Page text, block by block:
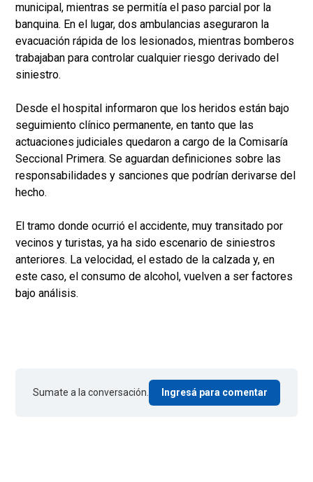
municipal, mientras se permitía el paso parcial por la
banquina. En el lugar, dos ambulancias aseguraron la
evacuación rápida de los lesionados, mientras bomberos
trabajaban para controlar cualquier riesgo derivado del
siniestro.
Desde el hospital informaron que los heridos están bajo
seguimiento clínico permanente, en tanto que las
actuaciones judiciales quedaron a cargo de la Comisaría
Seccional Primera. Se aguardan definiciones sobre las
responsabilidades y sanciones que podrían derivarse del
hecho.
El tramo donde ocurrió el accidente, muy transitado por
vecinos y turistas, ya ha sido escenario de siniestros
anteriores. La velocidad, el estado de la calzada y, en
este caso, el consumo de alcohol, vuelven a ser factores
bajo análisis.
Sumate a la conversación. Ingresá para comentar